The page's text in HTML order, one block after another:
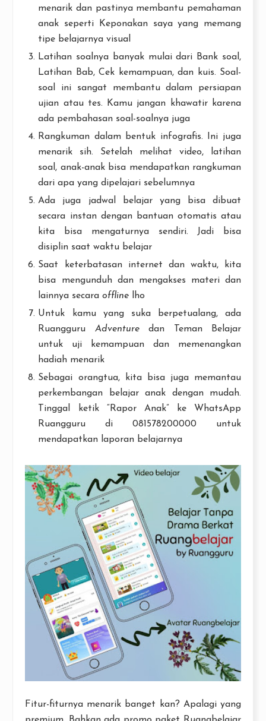
menarik dan pastinya membantu pemahaman
anak seperti Keponakan saya yang memang
tipe belajarnya visual
Latihan soalnya banyak mulai dari Bank soal,
Latihan Bab, Cek kemampuan, dan kuis. Soal-
soal ini sangat membantu dalam persiapan
ujian atau tes. Kamu jangan khawatir karena
ada pembahasan soal-soalnya juga
Rangkuman dalam bentuk infografis. Ini juga
menarik sih. Setelah melihat video, latihan
soal, anak-anak bisa mendapatkan rangkuman
dari apa yang dipelajari sebelumnya
Ada juga jadwal belajar yang bisa dibuat
secara instan dengan bantuan otomatis atau
kita bisa mengaturnya sendiri. Jadi bisa
disiplin saat waktu belajar
Saat keterbatasan internet dan waktu, kita
bisa mengunduh dan mengakses materi dan
lainnya secaraoffline lho
Untuk kamu yang suka berpetualang, ada
Ruangguru Adventuredan Teman Belajar
untuk uji kemampuan dan memenangkan
hadiah menarik
Sebagai orangtua, kita bisa juga memantau
perkembangan belajar anak dengan mudah.
Tinggal ketik “Rapor Anak” ke WhatsApp
Ruangguru di 081578200000 untuk
mendapatkan laporan belajarnya
Fitur-fiturnya menarik banget kan? Apalagi yang